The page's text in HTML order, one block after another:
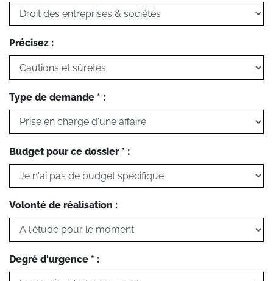
Précisez :
Type de demande * :
Budget pour ce dossier * :
Volonté de réalisation :
Degré d'urgence * :